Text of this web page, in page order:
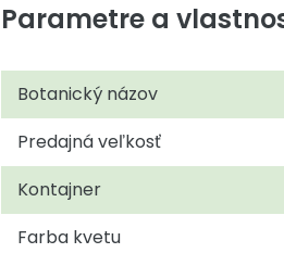
Parametre a
Botanický názov
Predajná veľkosť
Kontajner
Farba kvetu